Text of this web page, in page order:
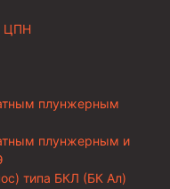
ЦПН
плунжерным
плунжерным и
типа БКЛ (БК Ал)